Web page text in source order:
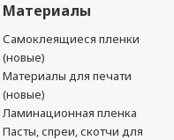
Материалы
Самоклеящиеся пленки
(новые)
Материалы для печати
(новые)
Ламинационная пленка
Пасты, спреи, скотчи для